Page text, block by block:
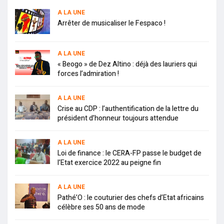
A LA UNE
Arrêter de musicaliser le Fespaco !
A LA UNE
« Beogo » de Dez Altino : déjà des lauriers qui
forces l’admiration !
A LA UNE
Crise au CDP : l’authentification de la lettre du
président d’honneur toujours attendue
A LA UNE
Loi de finance : le CERA-FP passe le budget de
l’Etat exercice 2022 au peigne fin
A LA UNE
Pathé’O : le couturier des chefs d’Etat africains
célèbre ses 50 ans de mode